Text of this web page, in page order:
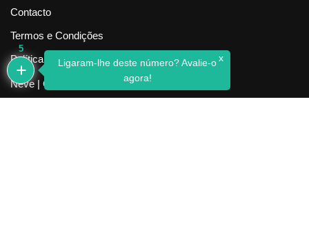
Contacto
Termos e Condições
Política de Privacidade
Neve| Criado com WordPress
5
Ligaram-lhe deste número? Avalie-o
agora!
x